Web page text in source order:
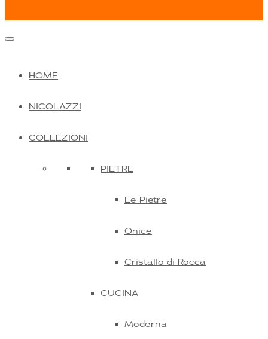
HOME
NICOLAZZI
COLLEZIONI
PIETRE
Le Pietre
Onice
Cristallo di Rocca
CUCINA
Moderna